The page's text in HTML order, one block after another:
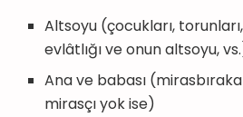
Altsoyu (çocukları,
evlâtlığı ve onun altsoyu,
Ana ve babası
mirasçı yok ise)